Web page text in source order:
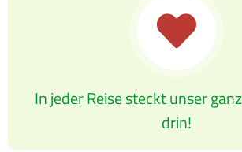
In jeder Reise steckt unser
drin!